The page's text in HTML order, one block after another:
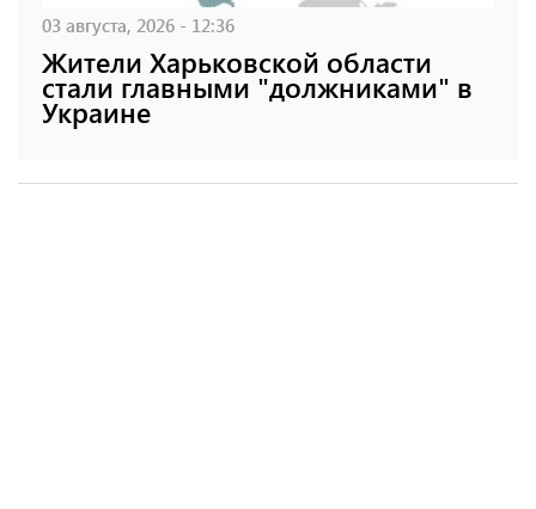
03 августа, 2026 - 12:36
Жители Харьковской области
стали главными "должниками" в
Украине